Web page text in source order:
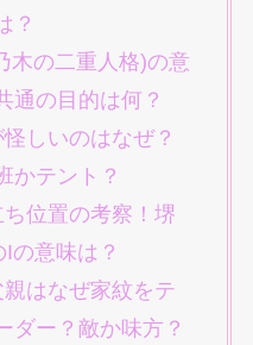
？
木の二重人格)の意
通の目的は何？
しいのはなぜ？
かテント？
ち位置の考察！堺
の意味は？
親はなぜ家紋をテ
ダー？敵か味方？